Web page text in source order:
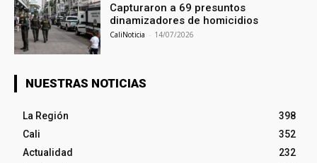
Capturaron a 69 presuntos
dinamizadores de homicidios
CaliNoticia - 14/07/2026
NUESTRAS NOTICIAS
La Región
398
Cali
352
Actualidad
232